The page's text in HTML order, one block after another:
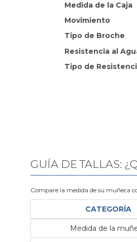
Medida de la Caja
Movimiento
Tipo de Broche
Resistencia al
Tipo de
GUÍA DE TALLAS:
Compare la medida de su muñeca
CATEGORÍA
Medida de la